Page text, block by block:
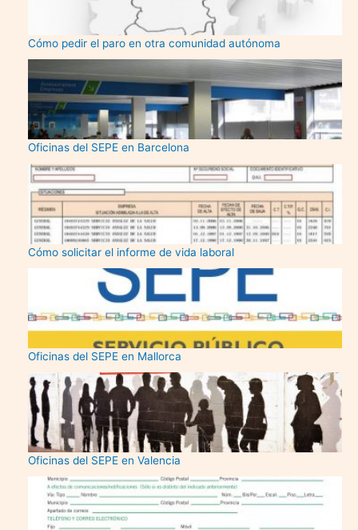
Cómo pedir el paro en otra comunidad autónoma
Oficinas del SEPE en Barcelona
Cómo solicitar el informe de vida laboral
Oficinas del SEPE en Mallorca
Oficinas del SEPE en Valencia